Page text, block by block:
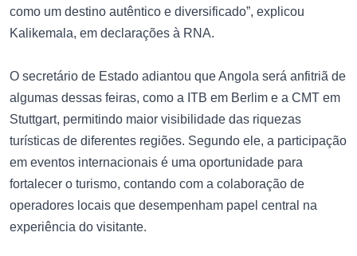
como um destino autêntico e diversificado”, explicou
Kalikemala, em declarações à RNA.
O secretário de Estado adiantou que Angola será anfitriã de
algumas dessas feiras, como a ITB em Berlim e a CMT em
Stuttgart, permitindo maior visibilidade das riquezas
turísticas de diferentes regiões. Segundo ele, a participação
em eventos internacionais é uma oportunidade para
fortalecer o turismo, contando com a colaboração de
operadores locais que desempenham papel central na
experiência do visitante.